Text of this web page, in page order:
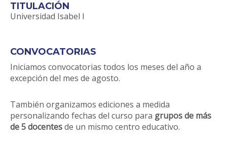
TITULACIÓN
Universidad Isabel I
CONVOCATORIAS
Iniciamos convocatorias todos los meses del año a
excepción del mes de agosto.
También organizamos ediciones a medida
personalizando fechas del curso para grupos de más
de 5 docentesde un mismo centro educativo.